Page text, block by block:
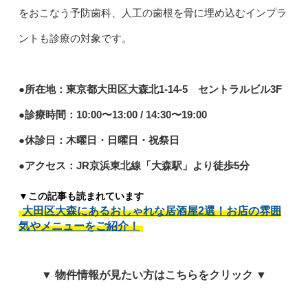
をおこなう予防歯科、人工の歯根を骨に埋め込むインプラ
ントも診療の対象です。
●所在地：東京都大田区大森北1-14-5 セントラルビル3F
●診療時間：10:00〜13:00 / 14:30〜19:00
●休診日：木曜日・日曜日・祝祭日
●アクセス：JR京浜東北線「大森駅」より徒歩5分
▼この記事も読まれています
大田区大森にあるおしゃれな居酒屋2選！お店の雰囲
気やメニューをご紹介！
▼ 物件情報が見たい方はこちらをクリック ▼